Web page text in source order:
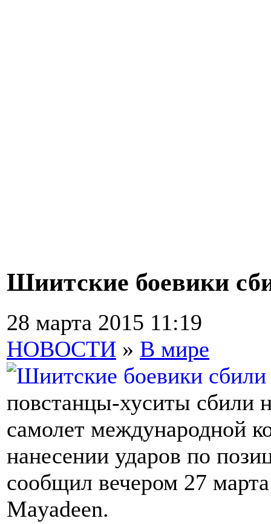
Шиитские боевики
28 марта 2015 11:19
НОВОСТИ » В мире
повстанцы-хуситы сбили
самолет международной
нанесении ударов по
сообщил вечером 27
Mayadeen.